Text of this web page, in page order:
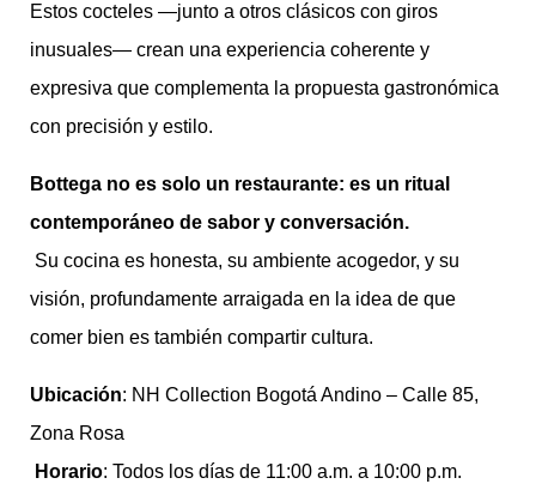
Estos cocteles —junto a otros clásicos con giros
inusuales— crean una experiencia coherente y
expresiva que complementa la propuesta gastronómica
con precisión y estilo.
Bottega no es solo un restaurante: es un ritual
contemporáneo de sabor y conversación.
Su cocina es honesta, su ambiente acogedor, y su
visión, profundamente arraigada en la idea de que
comer bien es también compartir cultura.
Ubicación: NH Collection Bogotá Andino – Calle 85,
Zona Rosa
Horario: Todos los días de 11:00 a.m. a 10:00 p.m.